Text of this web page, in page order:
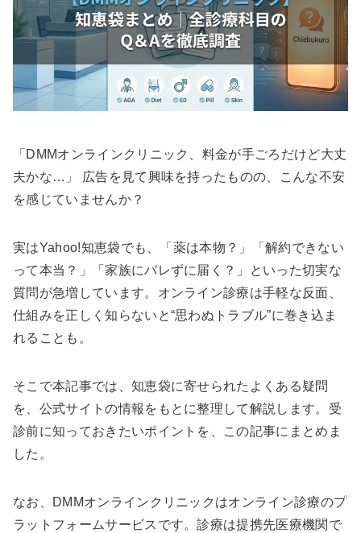
「DMMオンラインクリニック、料金が手ごろだけど大丈
夫かな…」 広告を見て興味を持ったものの、こんな不安
を感じていませんか？
実はYahoo!知恵袋でも、「薬は本物？」「解約できない
って本当？」「家族にバレずに届く？」といった切実な
質問が急増しています。オンライン診療は手軽な反面、
仕組みを正しく知らないと“思わぬトラブル”に巻き込ま
れることも。
そこで本記事では、知恵袋に寄せられたよくある疑問
を、公式サイトの情報をもとに整理して解説します。受
診前に知っておきたいポイントを、この記事にまとめま
した。
なお、DMMオンラインクリニックはオンライン診療のプ
ラットフォームサービスです。診療は提携先医療機関で